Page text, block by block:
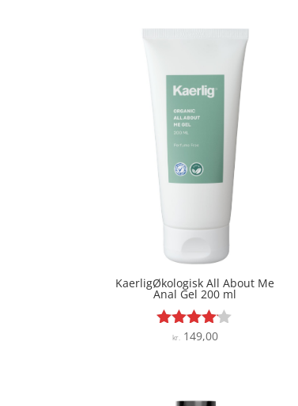
KaerligØkologisk All About Me
Anal Gel 200 ml
Vurderet
kr.149,00